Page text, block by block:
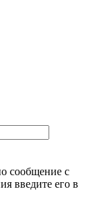
сообщение с
введите его в